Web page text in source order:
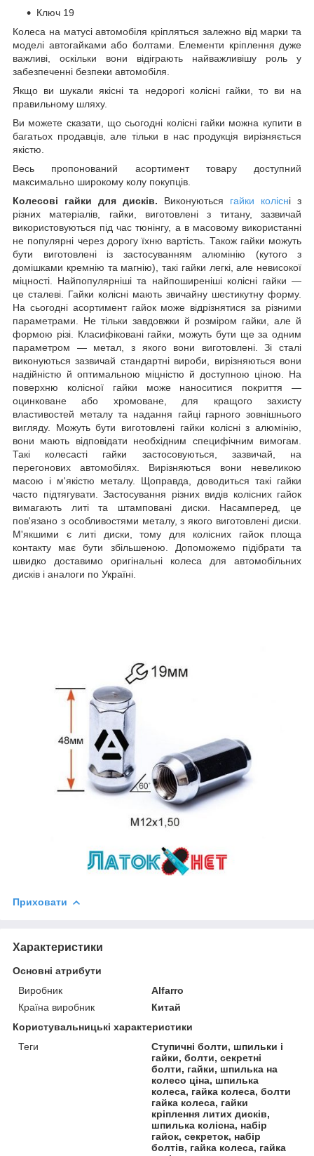
Ключ 19
Колеса на матусі автомобіля кріпляться залежно від марки та
моделі автогайками або болтами. Елементи кріплення дуже
важливі, оскільки вони відіграють найважливішу роль у
забезпеченні безпеки автомобіля.
Якщо ви шукали якісні та недорогі колісні гайки, то ви на
правильному шляху.
Ви можете сказати, що сьогодні колісні гайки можна купити в
багатьох продавців, але тільки в нас продукція вирізняється
якістю.
Весь пропонований асортимент товару доступний
максимально широкому колу покупців.
Колесові гайки для дисків. Виконуються гайки колісні з
різних матеріалів, гайки, виготовлені з титану, зазвичай
використовуються під час тюнінгу, а в масовому використанні
не популярні через дорогу їхню вартість. Також гайки можуть
бути виготовлені із застосуванням алюмінію (кутого з
домішками кремнію та магнію), такі гайки легкі, але невисокої
міцності. Найпопулярніші та найпоширеніші колісні гайки —
це сталеві. Гайки колісні мають звичайну шестикутну форму.
На сьогодні асортимент гайок може відрізнятися за різними
параметрами. Не тільки завдовжки й розміром гайки, але й
формою різі. Класифіковані гайки, можуть бути ще за одним
параметром — метал, з якого вони виготовлені. Зі сталі
виконуються зазвичай стандартні вироби, вирізняються вони
надійністю й оптимальною міцністю й доступною ціною. На
поверхню колісної гайки може наноситися покриття —
оцинковане або хромоване, для кращого захисту
властивостей металу та надання гайці гарного зовнішнього
вигляду. Можуть бути виготовлені гайки колісні з алюмінію,
вони мають відповідати необхідним специфічним вимогам.
Такі колесасті гайки застосовуються, зазвичай, на
перегонових автомобілях. Вирізняються вони невеликою
масою і м'якістю металу. Щоправда, доводиться такі гайки
часто підтягувати. Застосування різних видів колісних гайок
вимагають литі та штамповані диски. Насамперед, це
пов'язано з особливостями металу, з якого виготовлені диски.
М'якшими є литі диски, тому для колісних гайок площа
контакту має бути збільшеною. Допоможемо підібрати та
швидко доставимо оригінальні колеса для автомобільних
дисків і аналоги по Україні.
Приховати
Характеристики
Основні атрибути
Виробник
Alfarro
Країна виробник
Китай
Користувальницькі характеристики
Теги
Ступичні болти, шпильки і
гайки, болти, секретні
болти, гайки, шпилька на
колесо ціна, шпилька
колеса, гайка колеса, болти
гайка колеса, гайки
кріплення литих дисків,
шпилька колісна, набір
гайок, секреток, набір
болтів, гайка колеса, гайка